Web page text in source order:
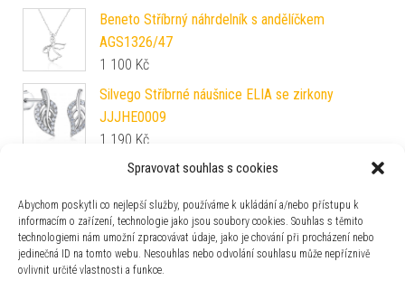
Spravovat souhlas s cookies
Abychom poskytli co nejlepší služby, používáme k ukládání a/nebo přístupu k
informacím o zařízení, technologie jako jsou soubory cookies. Souhlas s těmito
technologiemi nám umožní zpracovávat údaje, jako je chování při procházení nebo
jedinečná ID na tomto webu. Nesouhlas nebo odvolání souhlasu může nepříznivě
ovlivnit určité vlastnosti a funkce.
Beneto Stříbrný náhrdelník s andělíčkem
AGS1326/47
1 100 Kč
Silvego Stříbrné náušnice ELIA se zirkony
JJJHE0009
1 190 Kč
Preciosa Překrásné stříbrné náušnice Minas
2 495Kč
Beneto Stříbrné náušnice lístečky se zirkony
AGUP1634S